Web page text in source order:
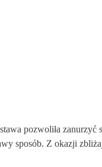
pozwoliła
sposób. Z okazji